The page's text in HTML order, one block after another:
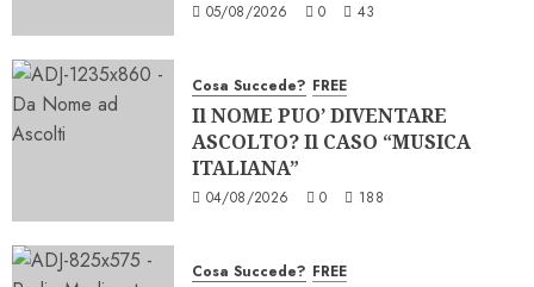
05/08/2026 0 43
Cosa Succede? FREE
Il NOME PUO’ DIVENTARE
ASCOLTO? Il CASO “MUSICA
ITALIANA”
04/08/2026 0 188
Cosa Succede? FREE